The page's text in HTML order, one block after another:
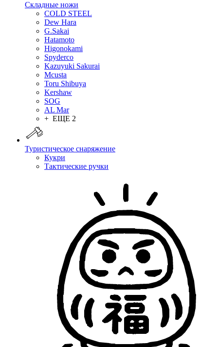
Складные ножи
COLD STEEL
Dew Hara
G.Sakai
Hatamoto
Higonokami
Spyderco
Kazuyuki Sakurai
Mcusta
Toru Shibuya
Kershaw
SOG
AL Mar
+ ЕЩЕ 2
Туристическое снаряжение
Кукри
Тактические ручки